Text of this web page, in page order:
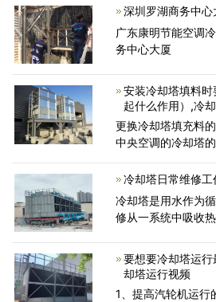
在运行中如发现配
法及时消除产生的
深圳罗湖商务中
广东康明节能空调
务中心大厦
安装冷却塔填料
起什么作用）,冷
更换冷却塔填充料
中央空调的冷却塔
以上，随后才必须
型中央空调的冷却
冷却塔日常维修
冷却塔是用水作为
修从一系统中吸收
空气流动接触后进
挥发带走热量达到蒸
要想要冷却塔运
却塔运行视频
1、提高汽轮机运行